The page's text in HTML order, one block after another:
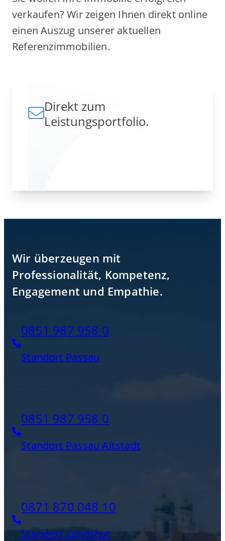
verkaufen? Wir zeigen Ihnen direkt online
einen Auszug unserer aktuellen
Referenzimmobilien.
Direkt zum
Leistungsportfolio.
Wir überzeugen mit
Professionalität, Kompetenz,
Engagement und Empathie.
0851 987 958 0
Standort Passau
0851 987 958 0
Standort Passau Altstadt
0871 870 048 10
Standort Landshut